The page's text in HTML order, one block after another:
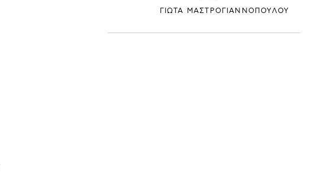
ΓΙΩΤΑ ΜΑΣΤΡΟΓΙΑΝΝΟΠΟΥΛΟΥ